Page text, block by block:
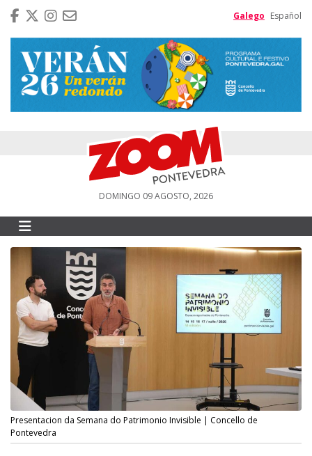
Galego Español
DOMINGO 09 AGOSTO, 2026
Presentacion da Semana do Patrimonio Invisible | Concello de
Pontevedra